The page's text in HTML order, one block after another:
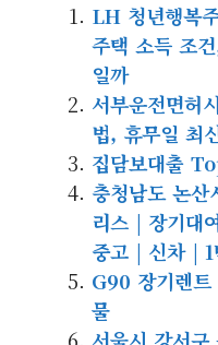
LH 청년행복
주택 소득 조
일까
서부운전면허
법, 휴무일 최
집담보대출
충청남도 논
리스 | 장기대
중고 | 신차 |
G90 장기렌
물